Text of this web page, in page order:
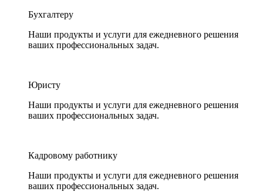
Бухгалтеру
Наши продукты и услуги для ежедневного решения
ваших профессиональных задач.
Юристу
Наши продукты и услуги для ежедневного решения
ваших профессиональных задач.
Кадровому работнику
Наши продукты и услуги для ежедневного решения
ваших профессиональных задач.